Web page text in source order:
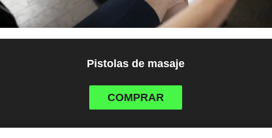
Pistolas de masaje
COMPRAR